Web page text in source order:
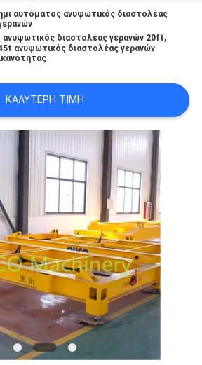
αυτόματος ανυψωτικός διαστολέας
ανυψωτικός διαστολέας γερανών 20ft,
ανυψωτικός διαστολέας γερανών
ΚΑΛΎΤΕΡΗ ΤΙΜΉ